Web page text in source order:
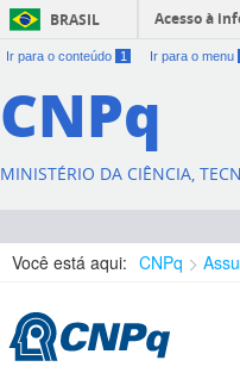
BRASIL Acesso à
Ir para o conteúdo 1 Ir para o menu
CNPq
MINISTÉRIO DA CIÊNCIA,
Você está aqui: CNPq